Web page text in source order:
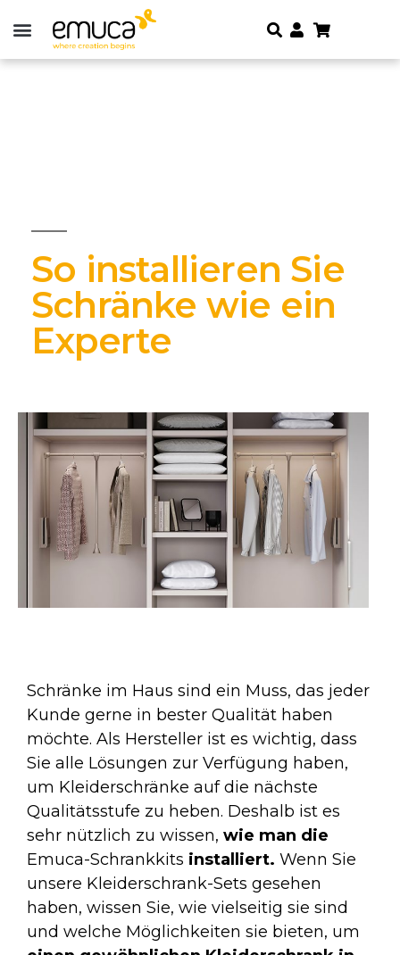
So installieren Sie
Schränke wie ein
Experte
Schränke im Haus sind ein Muss, das jeder
Kunde gerne in bester Qualität haben
möchte. Als Hersteller ist es wichtig, dass
Sie alle Lösungen zur Verfügung haben,
um Kleiderschränke auf die nächste
Qualitätsstufe zu heben. Deshalb ist es
sehr nützlich zu wissen, wie man die
Emuca-Schrankkits installiert. Wenn Sie
unsere Kleiderschrank-Sets gesehen
haben, wissen Sie, wie vielseitig sie sind
und welche Möglichkeiten sie bieten, um